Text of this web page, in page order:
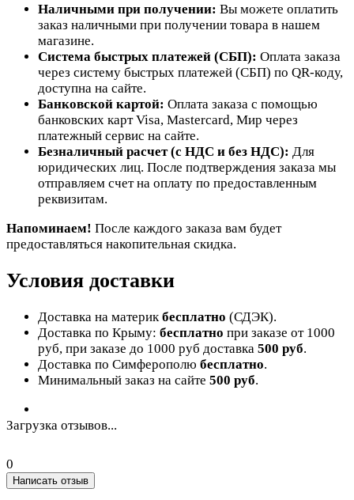
Наличными при получении: Вы можете оплатить
заказ наличными при получении товара в нашем
магазине.
Система быстрых платежей (СБП): Оплата заказа
через систему быстрых платежей (СБП) по QR-коду,
доступна на сайте.
Банковской картой: Оплата заказа с помощью
банковских карт Visa, Mastercard, Мир через
платежный сервис на сайте.
Безналичный расчет (с НДС и без НДС): Для
юридических лиц. После подтверждения заказа мы
отправляем счет на оплату по предоставленным
реквизитам.
Напоминаем! После каждого заказа вам будет
предоставляться накопительная скидка.
Условия доставки
Доставка на материкбесплатно (СДЭК).
Доставка по Крыму: бесплатно при заказе от 1000
руб, при заказе до 1000 руб доставка 500 руб.
Доставка по Симферополю бесплатно.
Минимальный заказ на сайте 500 руб.
Загрузка отзывов...
0
Написать отзыв